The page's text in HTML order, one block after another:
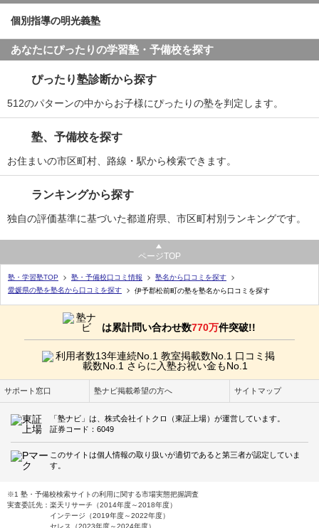
個別指導の明光義塾
あなたにぴったりの学習塾・予備校を探す
ぴったり塾診断から探す
512のパターンの中からお子様にぴったりの塾を判定します。
塾、予備校を探す
お住まいの市区町村、路線・駅から検索できます。
ランキングから探す
独自の評価基準に基づいた都道府県、市区町村別ランキングです。
ページTOP
塾・学習塾TOP 塾・予備校口コミ情報
塾名から口コミを探す
愛媛県の塾を塾名から口コミを探す
伊予郡松前町の塾を塾名から口コミを探す
は累計問い合わせ数770万件突破!!
サポート窓口 塾ナビ掲載希望の方へ サイトマップ
「塾ナビ」は、株式会社イトクロ（東証上場）が運営しています。
証券コード：6049
このサイトは個人情報の取り扱いが適切であると第三者が認定していま
す。
※1 塾・予備校検索サイトの利用に関する市場実態把握調査
実査委託先：楽天リサーチ（2014年度～2018年度）
インテージ（2019年度～2022年度）
セレス（2023年度～2024年度）